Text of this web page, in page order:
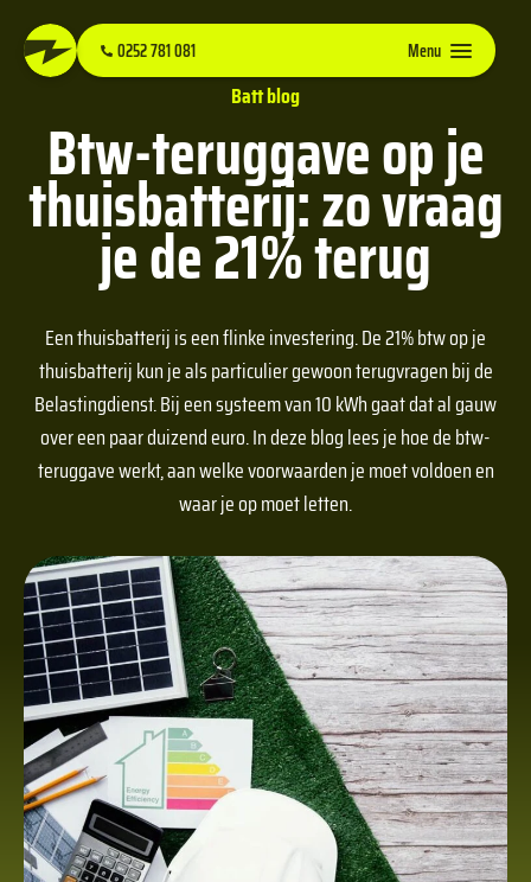
0252 781 081 Menu
Batt blog
Btw-teruggave op je
thuisbatterij: zo vraag
je de 21% terug
Een thuisbatterij is een flinke investering. De 21% btw op je
thuisbatterij kun je als particulier gewoon terugvragen bij de
Belastingdienst. Bij een systeem van 10 kWh gaat dat al gauw
over een paar duizend euro. In deze blog lees je hoe de btw-
teruggave werkt, aan welke voorwaarden je moet voldoen en
waar je op moet letten.